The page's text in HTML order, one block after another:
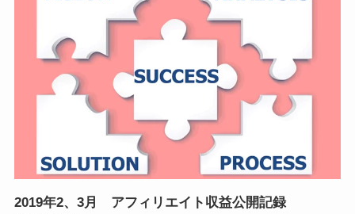
2019年2、3月 アフィリエイト収益公開記録